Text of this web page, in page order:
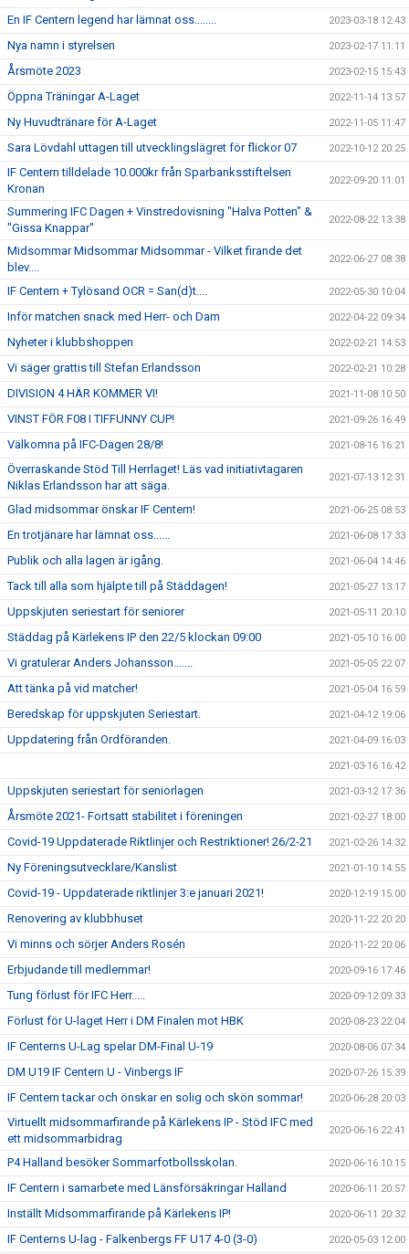
En IF Centern legend har lämnat oss........ 2023-03-18 12:43
Nya namn i styrelsen 2023-02-17 11:11
Årsmöte 2023 2023-02-15 15:43
Öppna Träningar A-Laget 2022-11-14 13:57
Ny Huvudtränare för A-Laget 2022-11-05 11:47
Sara Lövdahl uttagen till utvecklingslägret för flickor 07 2022-10-12 20:25
IF Centern tilldelade 10.000kr från Sparbanksstiftelsen
Kronan
2022-09-20 11:01
Summering IFC Dagen + Vinstredovisning "Halva Potten" &
"Gissa Knappar"
2022-08-22 13:38
Midsommar Midsommar Midsommar - Vilket firande det
blev....
2022-06-27 08:38
IF Centern + Tylösand OCR = San(d)t.... 2022-05-30 10:04
Inför matchen snack med Herr- och Dam 2022-04-22 09:34
Nyheter i klubbshoppen 2022-02-21 14:53
Vi säger grattis till Stefan Erlandsson 2022-02-21 10:28
DIVISION 4 HÄR KOMMER VI! 2021-11-08 10:50
VINST FÖR F08 I TIFFUNNY CUP! 2021-09-26 16:49
Välkomna på IFC-Dagen 28/8! 2021-08-16 16:21
Överraskande Stöd Till Herrlaget! Läs vad initiativtagaren
Niklas Erlandsson har att säga.
2021-07-13 12:31
Glad midsommar önskar IF Centern! 2021-06-25 08:53
En trotjänare har lämnat oss...... 2021-06-08 17:33
Publik och alla lagen är igång. 2021-06-04 14:46
Tack till alla som hjälpte till på Städdagen! 2021-05-27 13:17
Uppskjuten seriestart för seniorer 2021-05-11 20:10
Städdag på Kärlekens IP den 22/5 klockan 09:00 2021-05-10 16:00
Vi gratulerar Anders Johansson....... 2021-05-05 22:07
Att tänka på vid matcher! 2021-05-04 16:59
Beredskap för uppskjuten Seriestart. 2021-04-12 19:06
Uppdatering från Ordföranden. 2021-04-09 16:03
2021-03-16 16:42
Uppskjuten seriestart för seniorlagen 2021-03-12 17:36
Årsmöte 2021- Fortsatt stabilitet i föreningen 2021-02-27 18:00
Covid-19 Uppdaterade Riktlinjer och Restriktioner! 26/2-21 2021-02-26 14:32
Ny Föreningsutvecklare/Kanslist 2021-01-10 14:55
Covid-19 - Uppdaterade riktlinjer 3:e januari 2021! 2020-12-19 15:00
Renovering av klubbhuset 2020-11-22 20:20
Vi minns och sörjer Anders Rosén 2020-11-22 20:06
Erbjudande till medlemmar! 2020-09-16 17:46
Tung förlust för IFC Herr..... 2020-09-12 09:33
Förlust för U-laget Herr i DM Finalen mot HBK 2020-08-23 22:04
IF Centerns U-Lag spelar DM-Final U-19 2020-08-06 07:34
DM U19 IF Centern U - Vinbergs IF 2020-07-26 15:39
IF Centern tackar och önskar en solig och skön sommar! 2020-06-28 20:03
Virtuellt midsommarfirande på Kärlekens IP - Stöd IFC med
ett midsommarbidrag
2020-06-16 22:41
P4 Halland besöker Sommarfotbollsskolan. 2020-06-16 10:15
IF Centern i samarbete med Länsförsäkringar Halland 2020-06-11 20:57
Inställt Midsommarfirande på Kärlekens IP! 2020-06-11 20:32
IF Centerns U-lag - Falkenbergs FF U17 4-0 (3-0) 2020-05-03 12:00